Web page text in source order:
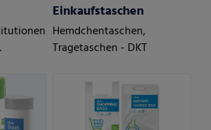
Einkaufstaschen
Hemdchentaschen,
Tragetaschen - DKT